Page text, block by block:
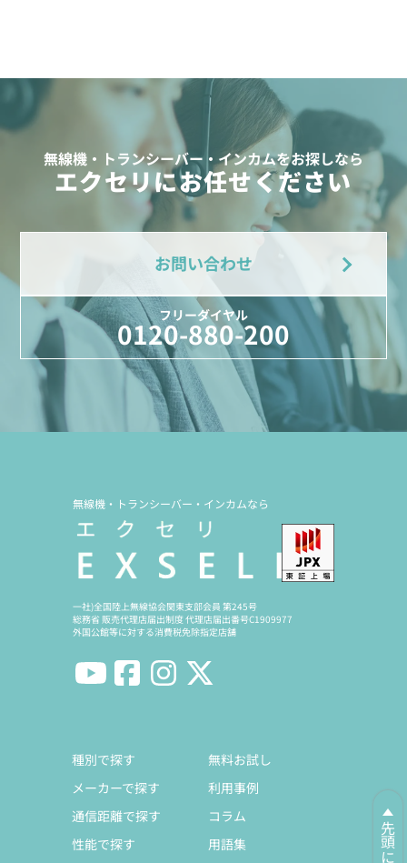
無線機・トランシーバー・インカムをお探しなら
エクセリにお任せください
お問い合わせ
フリーダイヤル
0120-880-200
無線機・トランシーバー・インカムなら
一社)全国陸上無線協会関東支部会員 第245号
総務省 販売代理店届出制度 代理店届出番号C1909977
外国公館等に対する消費税免除指定店舗
種別で探す
メーカーで探す
通信距離で探す
性能で探す
無料お試し
利用事例
コラム
用語集